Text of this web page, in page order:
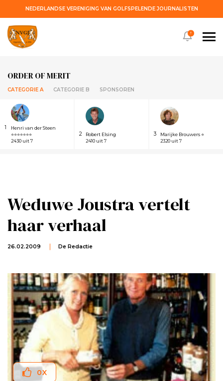
NEDERLANDSE VERENIGING VAN GOLFSPELENDE JOURNALISTEN
ORDER OF MERIT
CATEGORIE A CATEGORIE B SPONSOREN
1
Henri van der Steen
⭐⭐⭐⭐⭐⭐⭐
2430 uit 7
2
Robert Elsing
2410 uit 7
3
Marijke Brouwers ⭐
2320 uit 7
!
Weduwe Joustra vertelt
haar verhaal
26.02.2009 De Redactie
0X